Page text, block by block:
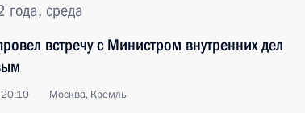
года, среда
встречу с Министром внутренних дел
20:10 Москва, Кремль